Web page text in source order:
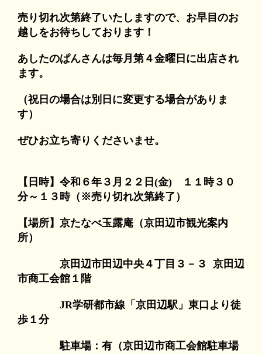
売り切れ次第終了いたしますので、お早目のお
越しをお待ちしております！
あしたのぱんさんは毎月第４金曜日に出店され
ます。
（祝日の場合は別日に変更する場合がありま
す）
ぜひお立ち寄りくださいませ。
【日時】令和６年３月２２日(金) １１時３０
分～１３時（※売り切れ次第終了）
【場所】京たなべ玉露庵（京田辺市観光案内
所）
京田辺市田辺中央４丁目３－３ 京田辺
市商工会館１階
JR学研都市線「京田辺駅」東口より徒
歩１分
駐車場：有（京田辺市商工会館駐車場